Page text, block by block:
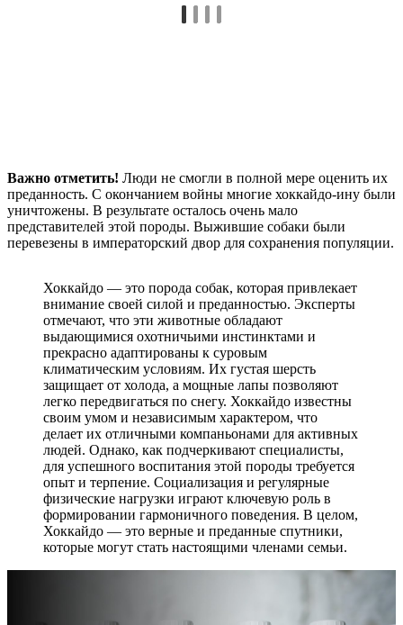
Важно отметить! Люди не смогли в полной мере оценить их
преданность. С окончанием войны многие хоккайдо-ину были
уничтожены. В результате осталось очень мало
представителей этой породы. Выжившие собаки были
перевезены в императорский двор для сохранения популяции.
Хоккайдо — это порода собак, которая привлекает
внимание своей силой и преданностью. Эксперты
отмечают, что эти животные обладают
выдающимися охотничьими инстинктами и
прекрасно адаптированы к суровым
климатическим условиям. Их густая шерсть
защищает от холода, а мощные лапы позволяют
легко передвигаться по снегу. Хоккайдо известны
своим умом и независимым характером, что
делает их отличными компаньонами для активных
людей. Однако, как подчеркивают специалисты,
для успешного воспитания этой породы требуется
опыт и терпение. Социализация и регулярные
физические нагрузки играют ключевую роль в
формировании гармоничного поведения. В целом,
Хоккайдо — это верные и преданные спутники,
которые могут стать настоящими членами семьи.